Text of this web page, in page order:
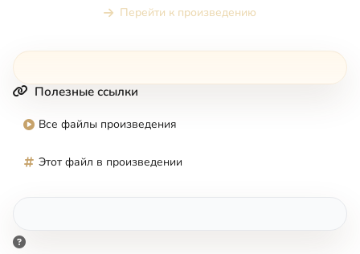
Перейти к произведению
Полезные ссылки
Все файлы произведения
Этот файл в произведении